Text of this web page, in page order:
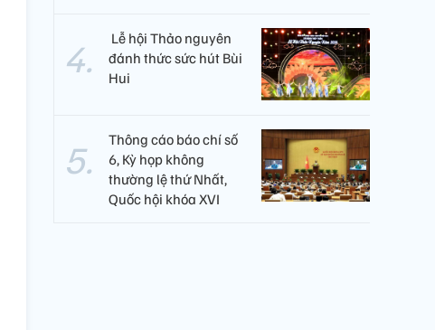
​ Lễ hội Thảo nguyên
đánh thức sức hút Bùi
Hui
Thông cáo báo chí số
6, Kỳ họp không
thường lệ thứ Nhất,
Quốc hội khóa XVI